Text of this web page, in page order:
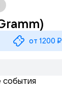
от 1200 ₽